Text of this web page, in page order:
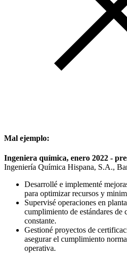
Mal ejemplo:
Ingeniera química, enero 2022 -
Ingeniería Química Hispana, S.A.,
Desarrollé e implementé
para optimizar recursos y
Supervisé operaciones en
cumplimiento de estándares de
constante.
Gestioné proyectos de
asegurar el cumplimiento
operativa.